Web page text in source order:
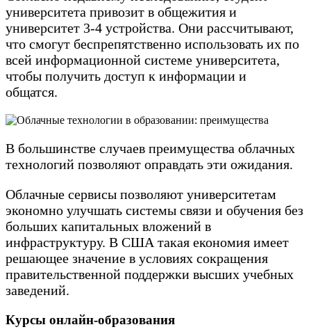
университета привозит в общежития и
университет 3-4 устройства. Они рассчитывают,
что смогут беспрепятственно использовать их по
всей информационной системе университета,
чтобы получить доступ к информации и
общатся.
В большинстве случаев преимущества облачных
технологий позволяют оправдать эти ожидания.
Облачные сервисы позволяют университетам
экономно улучшать системы связи и обучения без
больших капитальных вложений в
инфраструктуру. В США такая економия имеет
решающее значение в условиях сокращения
правительственной поддержки высших учебных
заведений.
Курсы онлайн-образования